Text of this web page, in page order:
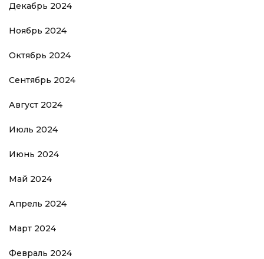
Декабрь 2024
Ноябрь 2024
Октябрь 2024
Сентябрь 2024
Август 2024
Июль 2024
Июнь 2024
Май 2024
Апрель 2024
Март 2024
Февраль 2024